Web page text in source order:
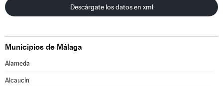
Descárgate los datos en xml
Municipios de Málaga
Alameda
Alcaucín